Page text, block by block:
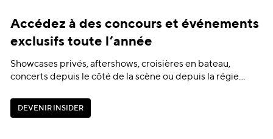
Accédez à des concours et événements
exclusifs toute l’année
Showcases privés, aftershows, croisières en bateau,
concerts depuis le côté de la scène ou depuis la régie…
DEV EN R N SI DER
DEVENIRINSIDER